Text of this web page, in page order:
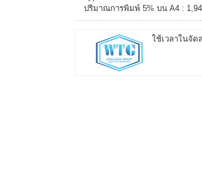
ปริมาณการพิมพ์ 5% บน A4 :
ใช้เวลาในจัด